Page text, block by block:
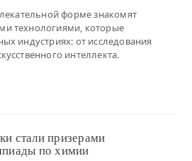
форме знакомят
технологиями, которые
индустриях: от исследования
интеллекта.
стали призерами
по химии